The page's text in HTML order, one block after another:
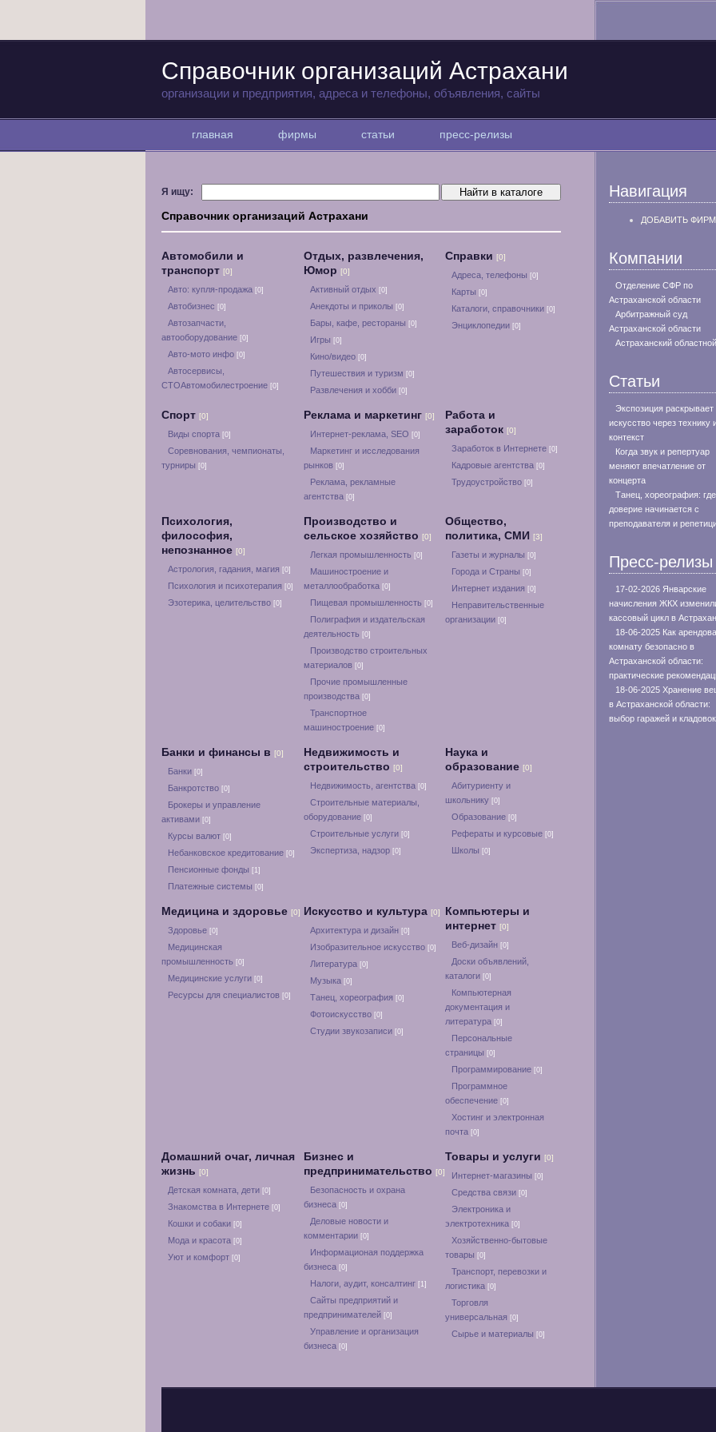
Справочник организаций Астрахани
организации и предприятия, адреса и телефоны, объявления, сайты
главная фирмы статьи пресс-релизы
Я ищу:
Справочник организаций Астрахани
Автомобили и
транспорт [0]
Авто: купля-продажа [0]
Автобизнес [0]
Автозапчасти,
автооборудование [0]
Авто-мото инфо [0]
Автосервисы,
СТОАвтомобилестроение [0]
Отдых, развлечения,
Юмор [0]
Активный отдых [0]
Анекдоты и приколы [0]
Бары, кафе, рестораны [0]
Игры [0]
Кино/видео [0]
Путешествия и туризм [0]
Развлечения и хобби [0]
Справки [0]
Адреса, телефоны [0]
Карты [0]
Каталоги, справочники [0]
Энциклопедии [0]
Спорт [0]
Виды спорта [0]
Соревнования, чемпионаты,
турниры [0]
Реклама и маркетинг [0]
Интернет-реклама, SEO [0]
Маркетинг и исследования
рынков [0]
Реклама, рекламные
агентства [0]
Работа и
заработок [0]
Заработок в Интернете [0]
Кадровые агентства [0]
Трудоустройство [0]
Психология,
философия,
непознанное [0]
Астрология, гадания, магия [0]
Психология и психотерапия [0]
Эзотерика, целительство [0]
Производство и
сельское хозяйство [0]
Легкая промышленность [0]
Машиностроение и
металлообработка [0]
Пищевая промышленность [0]
Полиграфия и издательская
деятельность [0]
Производство строительных
материалов [0]
Прочие промышленные
производства [0]
Транспортное
машиностроение [0]
Общество,
политика, СМИ [3]
Газеты и журналы [0]
Города и Страны [0]
Интернет издания [0]
Неправительственные
организации [0]
Банки и финансы в [0]
Банки [0]
Банкротство [0]
Брокеры и управление
активами [0]
Курсы валют [0]
Небанковское кредитование [0]
Пенсионные фонды [1]
Платежные системы [0]
Недвижимость и
строительство [0]
Недвижимость, агентства [0]
Строительные материалы,
оборудование [0]
Строительные услуги [0]
Экспертиза, надзор [0]
Наука и
образование [0]
Абитуриенту и
школьнику [0]
Образование [0]
Рефераты и курсовые [0]
Школы [0]
Медицина и здоровье [0]
Здоровье [0]
Медицинская
промышленность [0]
Медицинские услуги [0]
Ресурсы для специалистов [0]
Искусство и культура [0]
Архитектура и дизайн [0]
Изобразительное искусство [0]
Литература [0]
Музыка [0]
Танец, хореография [0]
Фотоискусство [0]
Студии звукозаписи [0]
Компьютеры и
интернет [0]
Веб-дизайн [0]
Доски объявлений,
каталоги [0]
Компьютерная
документация и
литература [0]
Персональные
страницы [0]
Программирование [0]
Программное
обеспечение [0]
Хостинг и электронная
почта [0]
Домашний очаг, личная
жизнь [0]
Детская комната, дети [0]
Знакомства в Интернете [0]
Кошки и собаки [0]
Мода и красота [0]
Уют и комфорт [0]
Бизнес и
предпринимательство [0]
Безопасность и охрана
бизнеса [0]
Деловые новости и
комментарии [0]
Информационая поддержка
бизнеса [0]
Налоги, аудит, консалтинг [1]
Сайты предприятий и
предпринимателей [0]
Управление и организация
бизнеса [0]
Товары и услуги [0]
Интернет-магазины [0]
Средства связи [0]
Электроника и
электротехника [0]
Хозяйственно-бытовые
товары [0]
Транспорт, перевозки и
логистика [0]
Торговля
универсальная [0]
Сырье и материалы [0]
Навигация
ДОБАВИТЬ
Компании
Отделение СФР по
Астраханской области
Арбитражный суд
Астраханской области
Астраханский
Статьи
Экспозиция раскрывает
искусство через технику
контекст
Когда звук и репертуар
меняют впечатление от
концерта
Танец, хореография: где
доверие начинается с
преподавателя и
Пресс-релизы
17-02-2026 Январские
начисления ЖКХ
кассовый цикл в
18-06-2025 Как
комнату безопасно в
Астраханской области:
практические
18-06-2025 Хранение
в Астраханской области:
выбор гаражей и кладовок